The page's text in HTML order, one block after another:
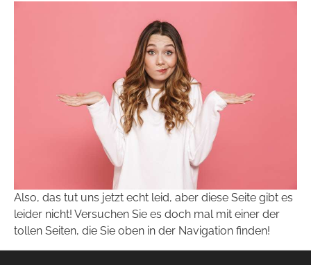
Also, das tut uns jetzt echt leid, aber diese Seite gibt es
leider nicht! Versuchen Sie es doch mal mit einer der
tollen Seiten, die Sie oben in der Navigation finden!